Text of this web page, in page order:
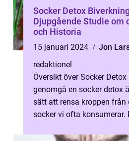
Socker Detox
Djupgående Studie om
och Historia
15 januari 2024
Jon
redaktionel
Översikt över Socker
genomgå en socker detox
sätt att rensa kroppen från
socker vi ofta konsumerar.